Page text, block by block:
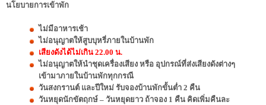
นโยบายการเข้าพัก
ไม่มีอาหารเช้า
ไม่อนุญาตให้สูบบุหรี่ภายในบ้านพัก
เสียงดังได้ไม่เกิน 22.00 น.
ไม่อนุญาตให้นำชุดเครื่องเสียง หรือ อุปกรณ์ที่ส่งเสียงดังต่างๆ
เข้ามาภายในบ้านพักทุกกรณี
วันสงกรานต์ และปีใหม่ รับจองบ้านพักขั้นต่ำ 2 คืน
วันหยุดนักขัตฤกษ์ – วันหยุดยาว ถ้าจอง 1 คืน คิดเพิ่มคืนละ